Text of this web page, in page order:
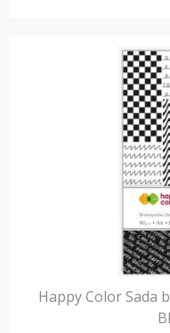
Happy Color Sada